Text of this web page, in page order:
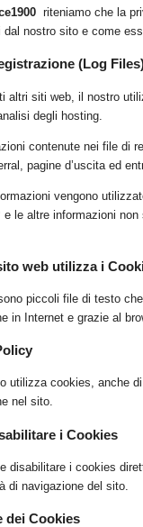
riteniamo che la
dal nostro sito e come
(Log
altri siti web, il nostro
degli hosting.
contenute nei file di
pagine d’uscita ed
vengono
le altre informazioni
web utilizza i
piccoli file di testo
in Internet e grazie al
utilizza cookies, anche
nel sito.
i Cookies
disabilitare i cookies
di navigazione del sito.
dei Cookies